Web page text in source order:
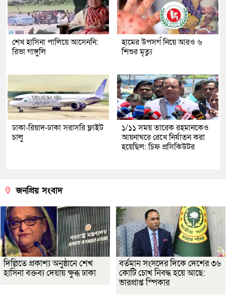
শেখ হাসিনা পালিয়ে আসেননি:
রিভা গাঙ্গুলি
হামের উপসর্গ নিয়ে আরও ৬
শিশুর মৃত্যু
ঢাকা-রিয়াদ-ঢাকা সরাসরি ফ্লাইট
চালু
১/১১ সময় তারেক রহমানকেও
আয়নাঘরে রেখে নির্যাতন করা
হয়েছিল: চিফ প্রসিকিউটর
জনপ্রিয় সংবাদ
দিল্লিতে প্রকাশ্য অনুষ্ঠানে শেখ
হাসিনা বক্তব্য দেয়ায় ক্ষুব্ধ ঢাকা
বর্তমান সংসদের দিকে দেশের ৩৬
কোটি চোখ নিবদ্ধ হয়ে আছে:
ভারপ্রাপ্ত স্পিকার